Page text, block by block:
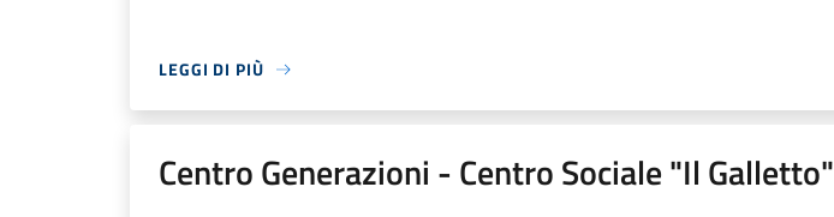
LEGGI DI PIÙ
Centro Generazioni - Centro Sociale "Il Galletto"